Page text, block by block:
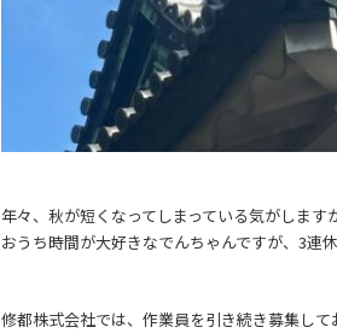
年々、秋が短くなってしまっている気がします
おうち時間が大好きなでんちゃんですが、3連
修都株式会社では、作業員を引き続き募集して